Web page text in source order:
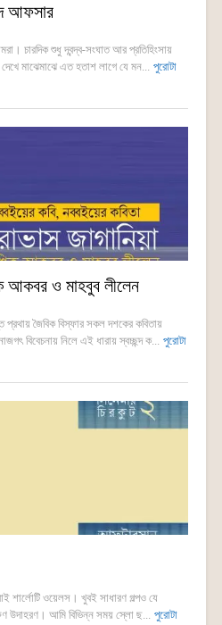
আফসার
চারদিক শুধু দ্বন্দ্ব-সংঘাত আর প্রতিহিংসায়
মাঝেমাঝে এত হতাশ লাগে যে মন... পুরোটা
আকবর ও মাহবুব লীলেন
প্রথায় জৈবিক বিস্ফার সকল দশকের কবিতায়
বিবেচনায় নিলে এই ধারায় স্বচ্ছন্দ ক... পুরোটা
শার্লোটি ওয়েলস। খুবই সাধারণ গল্পও যে
উদাহরণ। আমি বিভিন্ন সময় স্লো ছ... পুরোটা